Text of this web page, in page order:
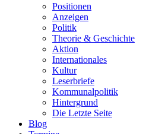
Positionen
Anzeigen
Politik
Theorie & Geschichte
Aktion
Internationales
Kultur
Leserbriefe
Kommunalpolitik
Hintergrund
Die Letzte Seite
Blog